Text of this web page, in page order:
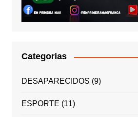
Categorias
DESAPARECIDOS (9)
ESPORTE (11)